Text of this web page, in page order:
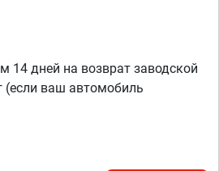
14 дней на возврат заводской
(если ваш автомобиль